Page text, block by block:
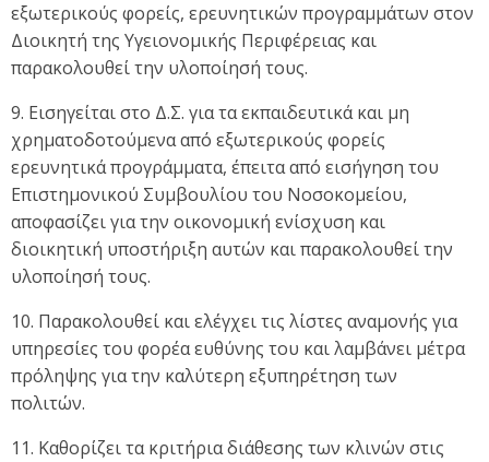
εξωτερικούς φορείς, ερευνητικών προγραμμάτων στον
Διοικητή της Υγειονομικής Περιφέρειας και
παρακολουθεί την υλοποίησή τους.
9. Εισηγείται στο Δ.Σ. για τα εκπαιδευτικά και μη
χρηματοδοτούμενα από εξωτερικούς φορείς
ερευνητικά προγράμματα, έπειτα από εισήγηση του
Επιστημονικού Συμβουλίου του Νοσοκομείου,
αποφασίζει για την οικονομική ενίσχυση και
διοικητική υποστήριξη αυτών και παρακολουθεί την
υλοποίησή τους.
10. Παρακολουθεί και ελέγχει τις λίστες αναμονής για
υπηρεσίες του φορέα ευθύνης του και λαμβάνει μέτρα
πρόληψης για την καλύτερη εξυπηρέτηση των
πολιτών.
11. Καθορίζει τα κριτήρια διάθεσης των κλινών στις